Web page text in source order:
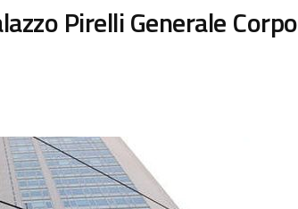
Pirelli Generale Corpo